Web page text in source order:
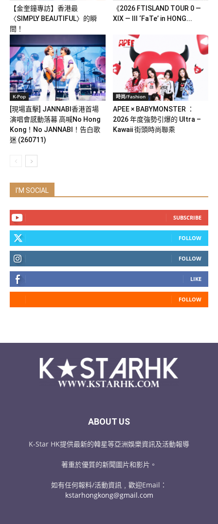
【金奎鐘專訪】香港最
〈SIMPLY BEAUTIFUL〉的瞬
間！
《2026 FTISLAND TOUR 0 —
XIX — III ‘FaTe’ in HONG...
K-Pop
[現場直擊] JANNABI香港首場
演唱會感動落幕 高喊No Hong
Kong！No JANNABI！告白歌
迷 (260711)
時尚/Fashion
APEE × BABYMONSTER ：
2026 年度強勢引爆的 Ultra –
Kawaii 街頭時尚聯乘
I'M SOCIAL
SUBSCRIBE
FOLLOW
FOLLOW
LIKE
FOLLOW
ABOUT US
K-Star HK提供最新的韓星等亞洲娛樂資訊及活動報導
著重於優質的新聞圖片和影片。
如有任何報料/活動資訊﹐歡迎Email：
kstarhongkong@gmail.com